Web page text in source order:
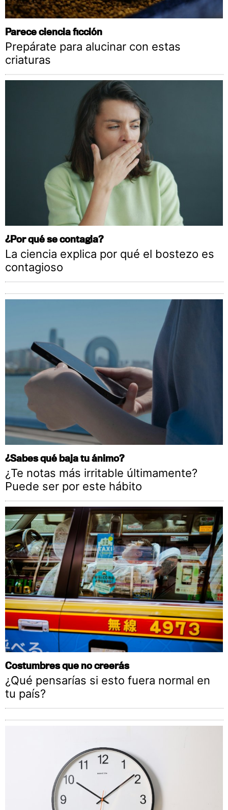
Parece ciencia ficción
Prepárate para alucinar con estas
criaturas
¿Por qué se contagia?
La ciencia explica por qué el bostezo es
contagioso
¿Sabes qué baja tu ánimo?
¿Te notas más irritable últimamente?
Puede ser por este hábito
Costumbres que no creerás
¿Qué pensarías si esto fuera normal en
tu país?